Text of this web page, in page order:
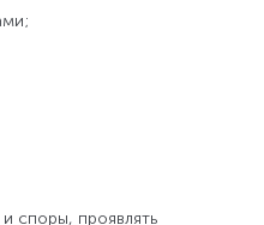
споры, проявлять